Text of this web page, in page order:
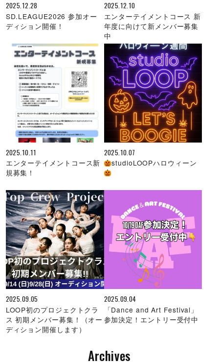
2025.12.28
SD.LEAGUE2026 参加オー
ディション開催！
2025.12.10
エンターテイメントコース 新
年度に向けて新メンバー募集
中
2025.10.11
エンターテイメントコース新
規募集！
2025.10.07
studioLOOPハロウィーン
2025.09.05
LOOP初のプロジェクトクラ
ス 初期メンバー募集！（オー
ディション開催します）
2025.09.04
「Dance and Art Festival」
参加決定！エントリー受付中
Archives